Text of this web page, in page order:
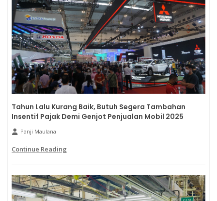
Tahun Lalu Kurang Baik, Butuh Segera Tambahan
Insentif Pajak Demi Genjot Penjualan Mobil 2025
Panji Maulana
Continue Reading